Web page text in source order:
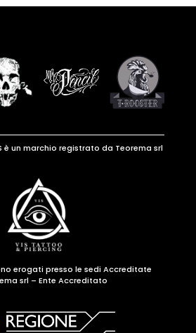
è un marchio registrato da Teorema srl
erogati presso le sedi Accreditate
srl – Ente Accreditato